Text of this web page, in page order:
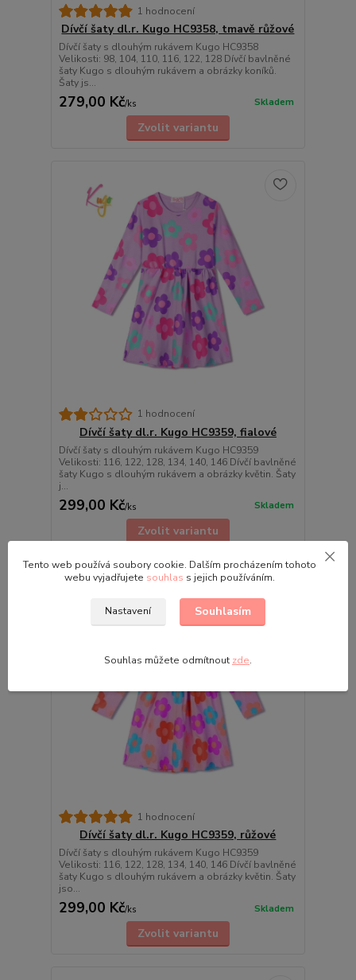
1 hodnocení
Dívčí šaty dl.r. Kugo HC9358, tmavě růžové
Dívčí šaty s dlouhým rukávem Kugo HC9358
Velikosti: 98, 104, 110, 116, 122, 128 Dívčí bavlněné
šaty Kugo s dlouhým rukávem a obrázky koníků.
Šaty js...
279,00 Kč/ks Skladem
Zvolit variantu
1 hodnocení
Dívčí šaty dl.r. Kugo HC9359, fialové
Dívčí šaty s dlouhým rukávem Kugo HC9359
Velikosti: 116, 122, 128, 134, 140, 146 Dívčí bavlněné
šaty Kugo s dlouhým rukávem a obrázky květin. Šaty
j...
299,00 Kč/ks Skladem
Zvolit variantu
1 hodnocení
Dívčí šaty dl.r. Kugo HC9359, růžové
Dívčí šaty s dlouhým rukávem Kugo HC9359
Velikosti: 116, 122, 128, 134, 140, 146 Dívčí bavlněné
šaty Kugo s dlouhým rukávem a obrázky květin. Šaty
jso...
299,00 Kč/ks Skladem
Zvolit variantu
Tento web používá soubory cookie. Dalším procházením tohoto
webu vyjadřujete souhlas s jejich používáním.
Nastavení Souhlasím
Souhlas můžete odmítnout zde.